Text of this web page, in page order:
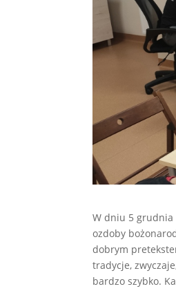
W dniu 5 grudnia
ozdoby
dobrym
tradycje,
bardzo szybko.